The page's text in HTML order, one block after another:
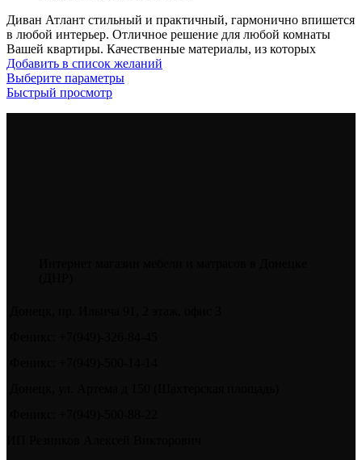
Диван Атлант стильный и практичный, гармонично впишется
в любой интерьер. Отличное решение для любой комнаты
Вашей квартиры. Качественные материалы, из которых
Добавить в список желаний
Выберите параметрыЭтот
Быстрый просмотр